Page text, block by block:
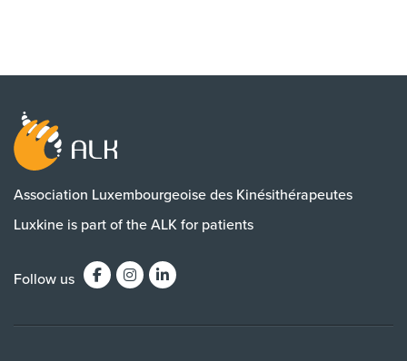
Association Luxembourgeoise des Kinésithérapeutes
Luxkine is part of the ALK for patients
Follow us